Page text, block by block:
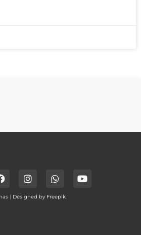
| Designed by Freepik.